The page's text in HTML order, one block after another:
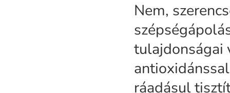
Nem,
tulajdonságai
ráadásul